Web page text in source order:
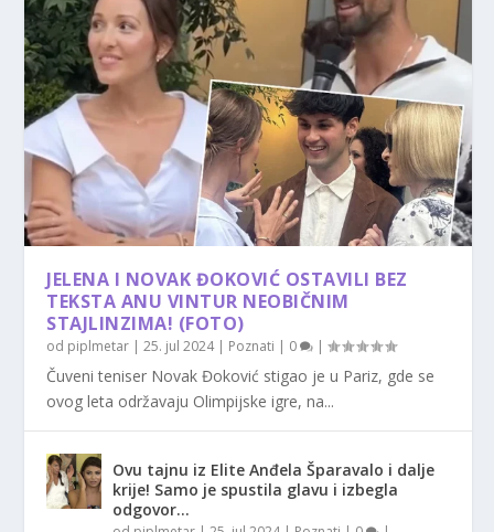
JELENA I NOVAK ĐOKOVIĆ OSTAVILI BEZ
TEKSTA ANU VINTUR NEOBIČNIM
STAJLINZIMA! (FOTO)
od piplmetar |25. jul 2024| Poznati | 0 |
Čuveni teniser Novak Đoković stigao je u Pariz, gde se
ovog leta održavaju Olimpijske igre, na...
Ovu tajnu iz Elite Anđela Šparavalo i dalje
krije! Samo je spustila glavu i izbegla
odgovor…